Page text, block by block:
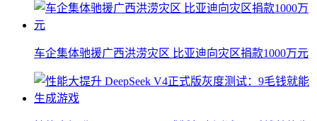
车企集体驰援广西洪涝灾区 比亚迪向灾区捐款1000万元